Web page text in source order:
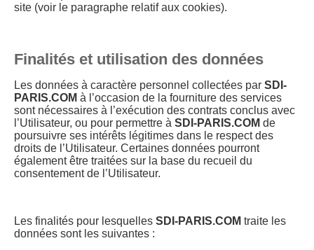
site (voir le paragraphe relatif aux cookies).
Finalités et utilisation des données
Les données à caractère personnel collectées par SDI-
PARIS.COM à l’occasion de la fourniture des services
sont nécessaires à l’exécution des contrats conclus avec
l’Utilisateur, ou pour permettre à SDI-PARIS.COM de
poursuivre ses intérêts légitimes dans le respect des
droits de l’Utilisateur. Certaines données pourront
également être traitées sur la base du recueil du
consentement de l’Utilisateur.
Les finalités pour lesquelles SDI-PARIS.COM traite les
données sont les suivantes :